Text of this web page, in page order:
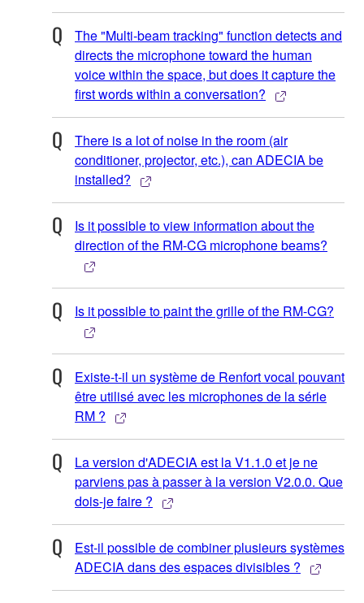
The "Multi-beam tracking" function detects and
directs the microphone toward the human
voice within the space, but does it capture the
first words within a conversation?
There is a lot of noise in the room (air
conditioner, projector, etc.), can ADECIA be
installed?
Is it possible to view information about the
direction of the RM-CG microphone beams?
Is it possible to paint the grille of the RM-CG?
Existe-t-il un système de Renfort vocal pouvant
être utilisé avec les microphones de la série
RM ?
La version d'ADECIA est la V1.1.0 et je ne
parviens pas à passer à la version V2.0.0. Que
dois-je faire ?
Est-il possible de combiner plusieurs systèmes
ADECIA dans des espaces divisibles ?